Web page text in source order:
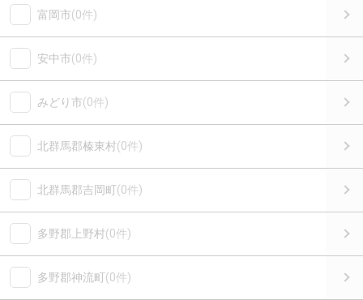
富岡市(0件)
安中市(0件)
みどり市(0件)
北群馬郡榛東村(0件)
北群馬郡吉岡町(0件)
多野郡上野村(0件)
多野郡神流町(0件)